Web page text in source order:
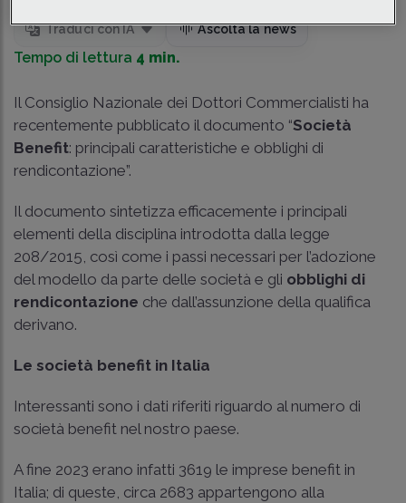
Traduci con IA Ascolta la news
Tempo di lettura 4 min.
Il Consiglio Nazionale dei Dottori Commercialisti ha
recentemente pubblicato il documento “Società
Benefit: principali caratteristiche e obblighi di
rendicontazione”.
Il documento sintetizza efficacemente i principali
elementi della disciplina introdotta dalla legge
208/2015, così come i passi necessari per l’adozione
del modello da parte delle società e gli obblighi di
rendicontazione che dall’assunzione della qualifica
derivano.
Le società benefit in Italia
Interessanti sono i dati riferiti riguardo al numero di
società benefit nel nostro paese.
A fine 2023 erano infatti 3619 le imprese benefit in
Italia; di queste, circa 2683 appartengono alla